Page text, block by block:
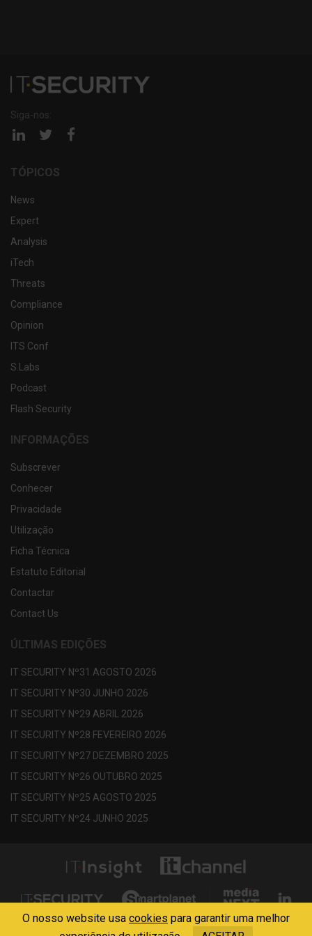
Siga-nos:
Página Página
TÓPICOS
News
Expert
Analysis
iTech
Threats
Compliance
Opinion
ITS Conf
S.Labs
Podcast
Flash Security
INFORMAÇÕES
Subscrever
Conhecer
Privacidade
Utilização
Ficha Técnica
Estatuto Editorial
Contactar
Contact Us
ÚLTIMAS EDIÇÕES
IT SECURITY Nº31 AGOSTO 2026
IT SECURITY Nº30 JUNHO 2026
IT SECURITY Nº29 ABRIL 2026
IT SECURITY Nº28 FEVEREIRO 2026
IT SECURITY Nº27 DEZEMBRO 2025
IT SECURITY Nº26 OUTUBRO 2025
IT SECURITY Nº25 AGOSTO 2025
IT SECURITY Nº24 JUNHO 2025
O nosso website usa cookies para garantir uma melhor